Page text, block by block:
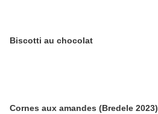
Biscotti au chocolat
Cornes aux amandes (Bredele 2023)